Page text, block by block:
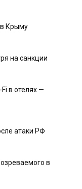
Крыму
на санкции
в отелях —
атаки РФ
в